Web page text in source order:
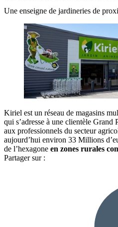
Une enseigne de jardineries de
Kiriel est un réseau de magasins
qui s’adresse à une clientèle Grand
aux professionnels du secteur
aujourd’hui environ 33 Millions
de l’hexagone en zones rurales
Partager sur :